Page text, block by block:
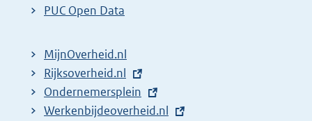
PUC Open Data
MijnOverheid.nl
E
x
t
Rijksoverheid.nl
E
x
Ondernemersplein
E
Werkenbijdeoverheid.nl